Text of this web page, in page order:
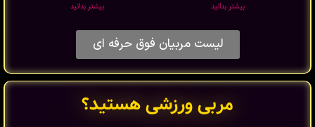
بیشتر بدانید بیشتر بدانید
لیست مربیان فوق حرفه ای
مربی ورزشی هستید؟